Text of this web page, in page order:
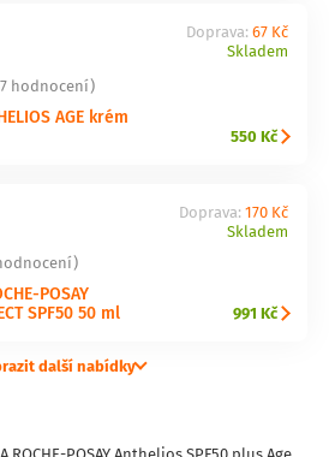
hodnocení)
AGE krém
Doprava: 67 Kč
Skladem
550 Kč
POSAY
SPF50 50 ml
Doprava: 170 Kč
Skladem
991 Kč
další nabídky